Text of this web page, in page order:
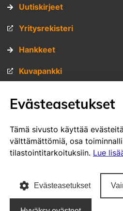
Uutiskirjeet
Yritysrekisteri
Hankkeet
Kuvapankki
VisitSavo.fi
SavoGrown yritysrekisteri
Evästeasetukset
Tämä sivusto käyttää
välttämättömiä, osa
tilastointitarkoituksiin. Lue
Evästeasetukset